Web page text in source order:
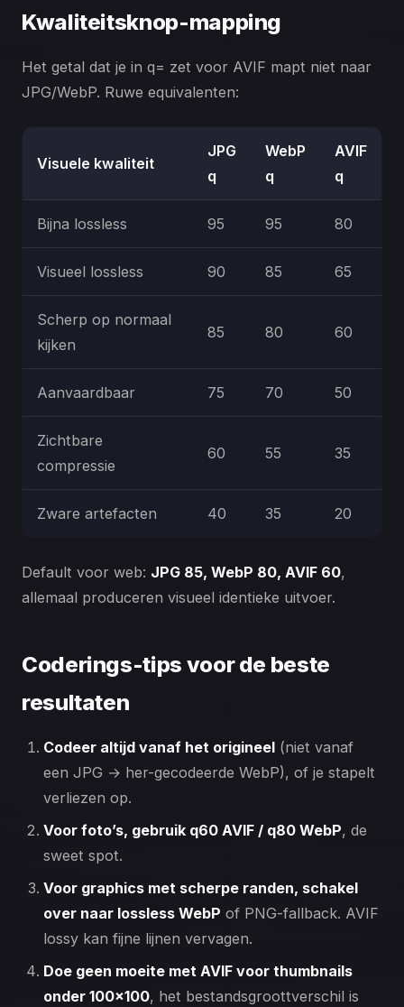
Kwaliteitsknop-mapping
Het getal dat je in q= zet voor AVIF mapt niet naar
JPG/WebP. Ruwe equivalenten:
Visuele kwaliteit
JPG
q
WebP
q
AVIF
q
Bijna lossless 95 95 80
Visueel lossless 90 85 65
Scherp op normaal
kijken
85 80 60
Aanvaardbaar 75 70 50
Zichtbare
compressie
60 55 35
Zware artefacten 40 35 20
Default voor web: JPG 85, WebP 80, AVIF 60,
allemaal produceren visueel identieke uitvoer.
Coderings-tips voor de beste
resultaten
Codeer altijd vanaf het origineel (niet vanaf
een JPG → her-gecodeerde WebP), of je stapelt
verliezen op.
Voor foto’s, gebruik q60 AVIF / q80 WebP, de
sweet spot.
Voor graphics met scherpe randen, schakel
over naar lossless WebP of PNG-fallback. AVIF
lossy kan fijne lijnen vervagen.
Doe geen moeite met AVIF voor thumbnails
onder 100×100, het bestandsgroottverschil is